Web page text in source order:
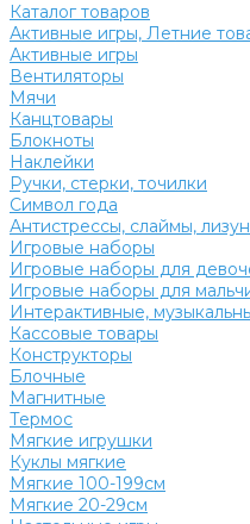
Каталог товаров
Активные игры, Летние
Активные игры
Вентиляторы
Мячи
Канцтовары
Блокноты
Наклейки
Ручки, стерки, точилки
Символ года
Антистрессы, слаймы,
Игровые наборы
Игровые наборы для
Игровые наборы для
Интерактивные,
Кассовые товары
Конструкторы
Блочные
Магнитные
Термос
Мягкие игрушки
Куклы мягкие
Мягкие 100-199см
Мягкие 20-29см